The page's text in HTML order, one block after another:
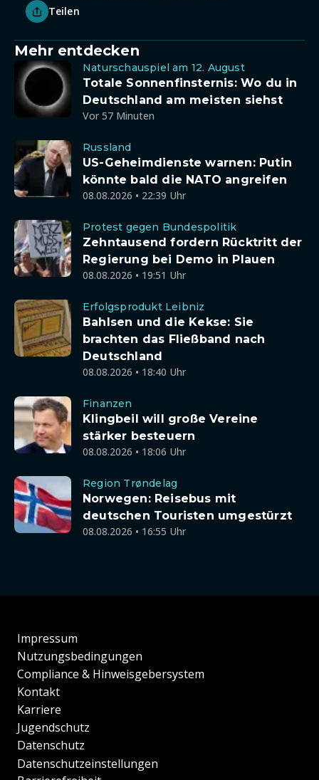
Teilen
Mehr entdecken
Naturschauspiel am 12. August
Totale Sonnenfinsternis: Wo du in
Deutschland am meisten siehst
Vor 57 Minuten
Russland
US-Geheimdienste warnen: Putin
könnte bald die NATO angreifen
08.08.2026 • 22:39 Uhr
Protest gegen Bundespolitik
Zehntausend fordern Rücktritt der
Regierung bei Demo in Plauen
08.08.2026 • 19:51 Uhr
Erfolgsprodukt Leibniz
Bahlsen und die Kekse: Sie
brachten das Fließband nach
Deutschland
08.08.2026 • 18:40 Uhr
Finanzen
Klingbeil will große Vereine
stärker besteuern
08.08.2026 • 18:06 Uhr
Region Trøndelag
Norwegen: Reisebus mit
deutschen Touristen umgestürzt
08.08.2026 • 16:55 Uhr
Impressum
Nutzungsbedingungen
Compliance & Hinweisgebersystem
Kontakt
Karriere
Jugendschutz
Datenschutz
Datenschutzeinstellungen